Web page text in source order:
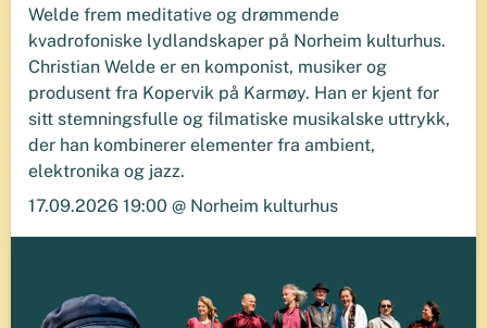
Welde frem meditative og drømmende
kvadrofoniske lydlandskaper på Norheim kulturhus.
​Christian Welde er en komponist, musiker og
produsent fra Kopervik på Karmøy. Han er kjent for
sitt stemningsfulle og filmatiske musikalske uttrykk,
der han kombinerer elementer fra ambient,
elektronika og jazz.
17.09.2026 19:00 @ Norheim kulturhus